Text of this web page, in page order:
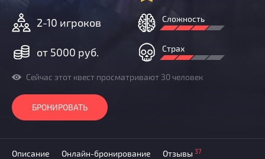
Новости
Партнерам
2-10 игроков
от 5000 руб.
Сложность
Страх
Сейчас этот квест просматривают 30 человек
БРОНИРОВАТЬ
Описание Онлайн-бронирование Отзывы 37